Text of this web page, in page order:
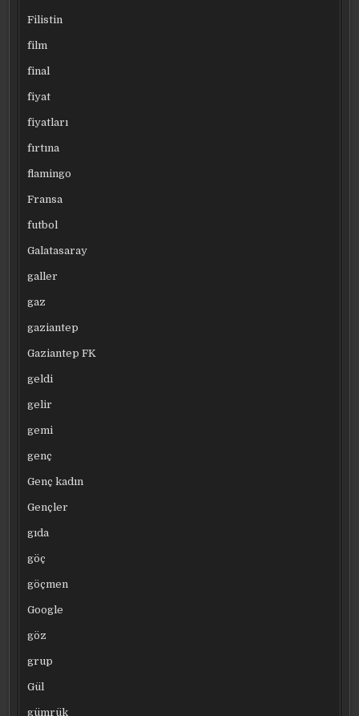
Filistin
film
final
fiyat
fiyatları
fırtına
flamingo
Fransa
futbol
Galatasaray
galler
gaz
gaziantep
Gaziantep FK
geldi
gelir
gemi
genç
Genç kadın
Gençler
gıda
göç
göçmen
Google
göz
grup
Gül
gümrük